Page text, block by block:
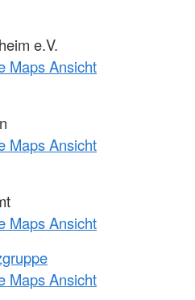
e.V.
Maps Ansicht
Maps Ansicht
Maps Ansicht
Maps Ansicht